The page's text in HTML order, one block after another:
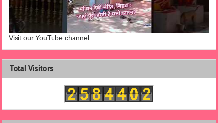
Visit our YouTube channel
Total Visitors